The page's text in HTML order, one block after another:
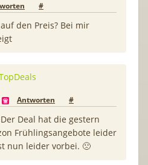
#
den Preis? Bei mir
Antworten #
Deal hat die gestern
Frühlingsangebote leider
nun leider vorbei. 🙁